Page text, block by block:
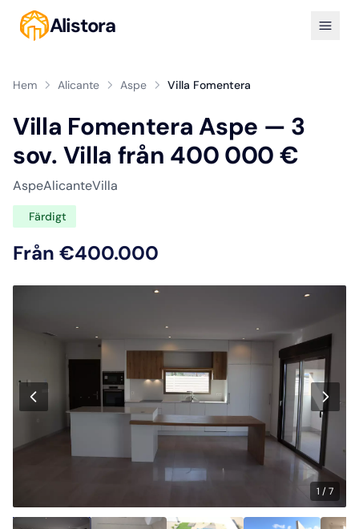
Alistora
Hem Alicante Aspe Villa Fomentera
Villa Fomentera Aspe — 3
sov. Villa från 400 000 €
AspeAlicanteVilla
Färdigt
Från €400.000
1 / 7